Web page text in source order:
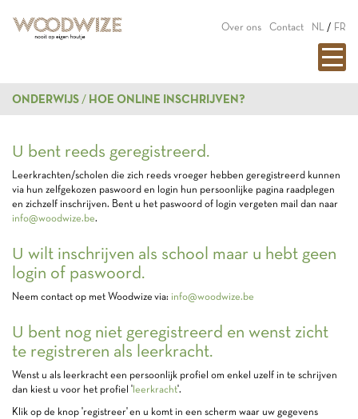
Over ons Contact NL / FR
ONDERWIJS HOE ONLINE INSCHRIJVEN?
U bent reeds geregistreerd.
Leerkrachten/scholen die zich reeds vroeger hebben geregistreerd kunnen
via hun zelfgekozen paswoord en login hun persoonlijke pagina raadplegen
en zichzelf inschrijven. Bent u het paswoord of login vergeten mail dan naar
info@woodwize.be.
U wilt inschrijven als school maar u hebt geen
login of paswoord.
Neem contact op met Woodwize via: info@woodwize.be
U bent nog niet geregistreerd en wenst zicht
te registreren als leerkracht.
Wenst u als leerkracht een persoonlijk profiel om enkel uzelf in te schrijven
dan kiest u voor het profiel 'leerkracht'.
Klik op de knop 'registreer' en u komt in een scherm waar uw gegevens